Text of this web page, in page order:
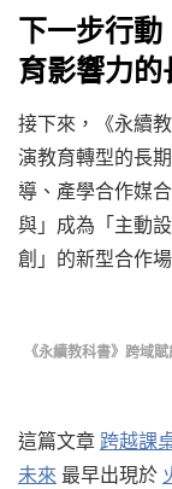
下一步行
育影響力的
接下來，《永續
演教育轉型的長
導、產學合作媒
與」成為「主動
創」的新型合作場
《永續教科書》跨域
這篇文章 跨越課
未來 最早出現於